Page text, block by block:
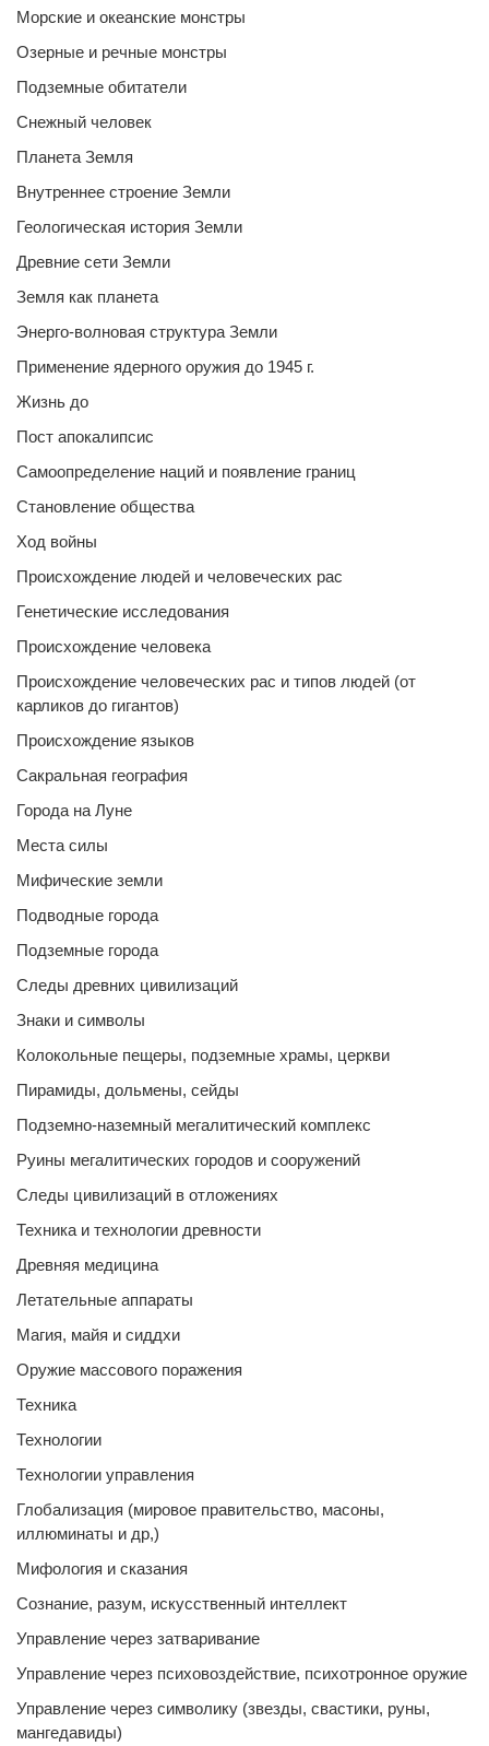
Морские и океанские монстры
Озерные и речные монстры
Подземные обитатели
Снежный человек
Планета Земля
Внутреннее строение Земли
Геологическая история Земли
Древние сети Земли
Земля как планета
Энерго-волновая структура Земли
Применение ядерного оружия до 1945 г.
Жизнь до
Пост апокалипсис
Самоопределение наций и появление границ
Становление общества
Ход войны
Происхождение людей и человеческих рас
Генетические исследования
Происхождение человека
Происхождение человеческих рас и типов людей (от
карликов до гигантов)
Происхождение языков
Сакральная география
Города на Луне
Места силы
Мифические земли
Подводные города
Подземные города
Следы древних цивилизаций
Знаки и символы
Колокольные пещеры, подземные храмы, церкви
Пирамиды, дольмены, сейды
Подземно-наземный мегалитический комплекс
Руины мегалитических городов и сооружений
Следы цивилизаций в отложениях
Техника и технологии древности
Древняя медицина
Летательные аппараты
Магия, майя и сиддхи
Оружие массового поражения
Техника
Технологии
Технологии управления
Глобализация (мировое правительство, масоны,
иллюминаты и др,)
Мифология и сказания
Сознание, разум, искусственный интеллект
Управление через затваривание
Управление через психовоздействие, психотронное оружие
Управление через символику (звезды, свастики, руны,
мангедавиды)